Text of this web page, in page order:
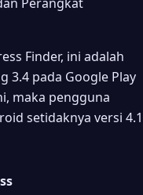
Finder, ini adalah
3.4 pada Google Play
maka pengguna
setidaknya versi 4.1